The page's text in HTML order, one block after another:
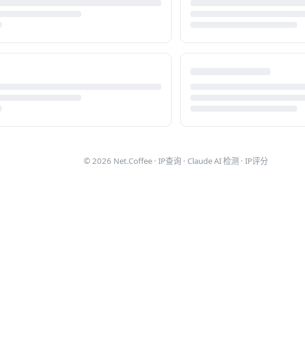
© 2026 Net.Coffee · IP查询 · Claude AI 检测 · IP评分